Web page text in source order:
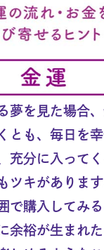
夢を見た場合
とも、毎日を
充分に入って
ツキがありま
で購入してみ
余裕が生まれ